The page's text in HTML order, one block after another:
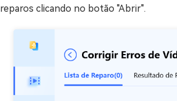
reparos clicando no botão "Abrir".